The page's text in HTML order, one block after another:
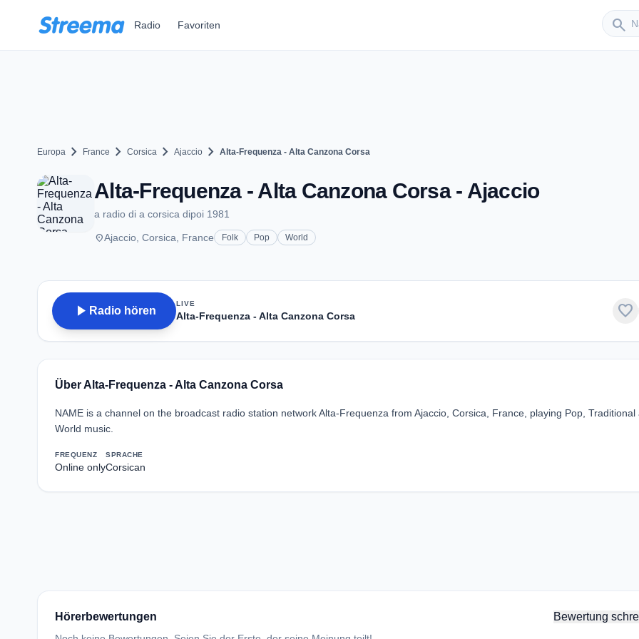
Radio Favoriten search
Sender
Europa chevron_right France chevron_right Corsica chevron_right Ajaccio chevron_right Alta-Frequenza - Alta Canzona Corsa
Alta-Frequenza - Alta Canzona Corsa - Ajaccio
a radio di a corsica dipoi 1981
placeAjaccio, Corsica, France Folk Pop World
play_arrow Radio hören
LIVE
Alta-Frequenza - Alta Canzona Corsa favorite
Über Alta-Frequenza - Alta Canzona Corsa
NAME is a channel on the broadcast radio station network Alta-Frequenza from Ajaccio, Corsica, France, playing Pop, Traditional
World music.
FREQUENZ
Online only
SPRACHE
Corsican
Hörerbewertungen Bewertung